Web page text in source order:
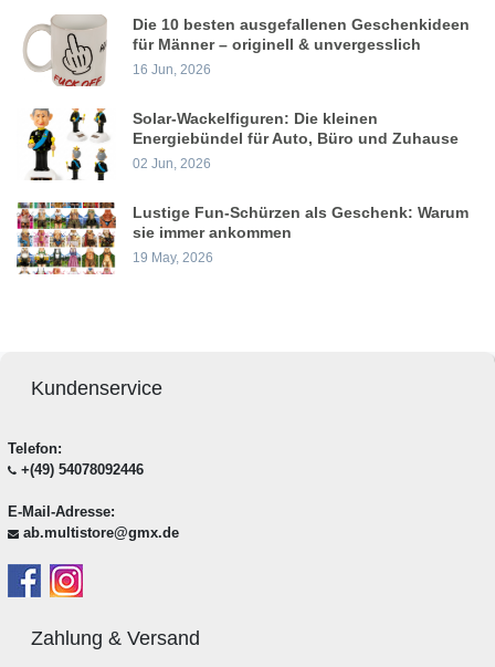
Die 10 besten ausgefallenen Geschenkideen
für Männer – originell & unvergesslich
16 Jun, 2026
Solar-Wackelfiguren: Die kleinen
Energiebündel für Auto, Büro und Zuhause
02 Jun, 2026
Lustige Fun-Schürzen als Geschenk: Warum
sie immer ankommen
19 May, 2026
Kundenservice
Telefon:
+(49) 54078092446
E-Mail-Adresse:
ab.multistore@gmx.de
Zahlung & Versand